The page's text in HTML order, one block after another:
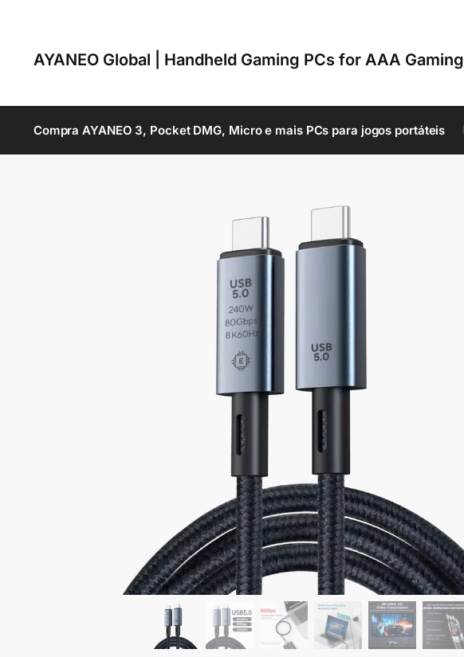
AYANEO Global | Handheld Gaming PCs for AAA Gaming
Compra AYANEO 3, Pocket DMG, Micro e mais PCs para jogos portáteis